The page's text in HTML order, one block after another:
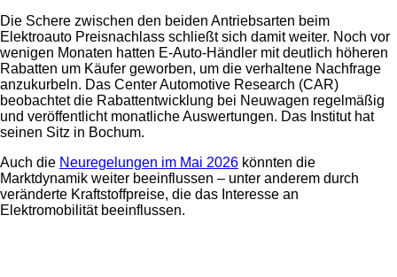
Die Schere zwischen den beiden Antriebsarten beim
Elektroauto Preisnachlass schließt sich damit weiter. Noch vor
wenigen Monaten hatten E-Auto-Händler mit deutlich höheren
Rabatten um Käufer geworben, um die verhaltene Nachfrage
anzukurbeln. Das Center Automotive Research (CAR)
beobachtet die Rabattentwicklung bei Neuwagen regelmäßig
und veröffentlicht monatliche Auswertungen. Das Institut hat
seinen Sitz in Bochum.
Auch die Neuregelungen im Mai 2026 könnten die
Marktdynamik weiter beeinflussen – unter anderem durch
veränderte Kraftstoffpreise, die das Interesse an
Elektromobilität beeinflussen.